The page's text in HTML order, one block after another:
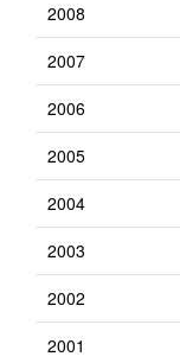
2008
2007
2006
2005
2004
2003
2002
2001